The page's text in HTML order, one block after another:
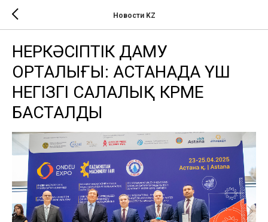
Новости KZ
ӨНЕРКӘСІПТІК ДАМУ
ОРТАЛЫҒЫ: АСТАНАДА ҮШ
НЕГІЗГІ САЛАЛЫҚ КӨРМЕ
БАСТАЛДЫ